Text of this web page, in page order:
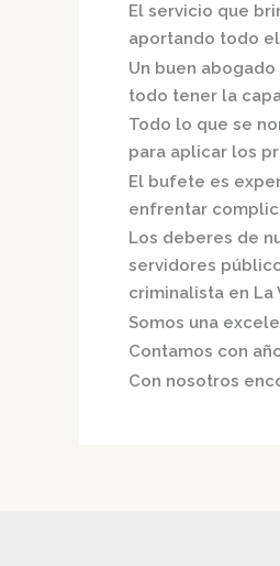
El servicio que
aportando todo
Un buen
todo tener la
Todo lo que se
para aplicar los
El bufete es
enfrentar
Los deberes de
servidores
criminalista en La
Somos una
Contamos con
Con nosotros